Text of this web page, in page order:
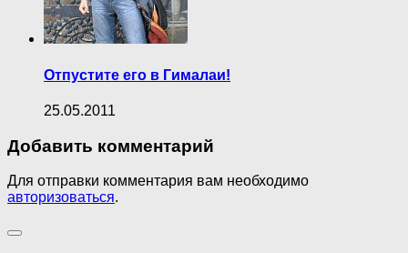
Отпустите его в Гималаи!
25.05.2011
Добавить комментарий
Для отправки комментария вам необходимо
авторизоваться.